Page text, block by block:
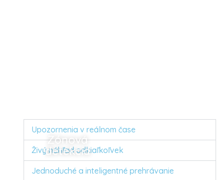
Zónová
detekcia
Upozornenia v reálnom čase
Živý náhľad odkiaľkoľvek
Jednoduché a inteligentné prehrávanie